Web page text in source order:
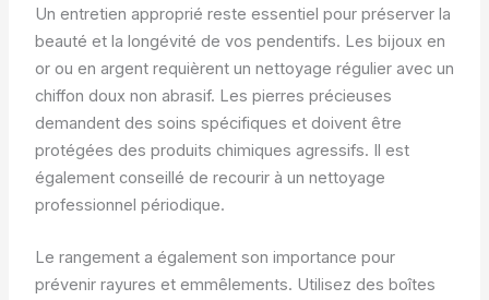
Un entretien approprié reste essentiel pour préserver la
beauté et la longévité de vos pendentifs. Les bijoux en
or ou en argent requièrent un nettoyage régulier avec un
chiffon doux non abrasif. Les pierres précieuses
demandent des soins spécifiques et doivent être
protégées des produits chimiques agressifs. Il est
également conseillé de recourir à un nettoyage
professionnel périodique.
Le rangement a également son importance pour
prévenir rayures et emmêlements. Utilisez des boîtes